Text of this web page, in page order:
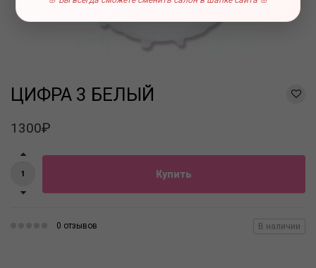
ЦИФРА 3 БЕЛЫЙ
1300₽
Купить
0 отзывов В наличии